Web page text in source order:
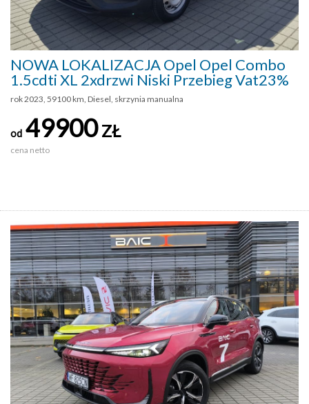
NOWA LOKALIZACJA Opel Opel Combo
1.5cdti XL 2xdrzwi Niski Przebieg Vat23%
rok 2023, 59100 km, Diesel, skrzynia manualna
od 49900ZŁ
cena netto